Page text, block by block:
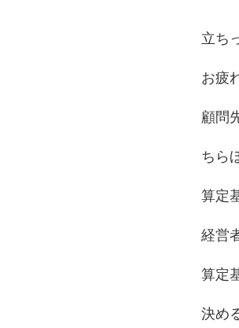
立ち
お疲
顧問
ちら
算定
経営
算定
決め